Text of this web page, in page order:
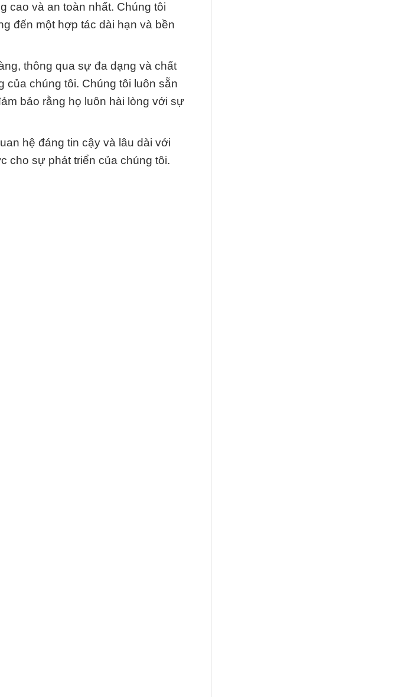
cao và an toàn nhất. Chúng tôi
đến một hợp tác dài hạn và bền
thông qua sự đa dạng và chất
chúng tôi. Chúng tôi luôn sẵn
bảo rằng họ luôn hài lòng với sự
hệ đáng tin cậy và lâu dài với
cho sự phát triển của chúng tôi.